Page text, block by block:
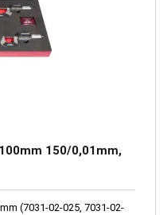
150/0,01mm,
(7031-02-025, 7031-02-